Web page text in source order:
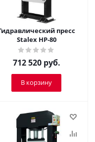
пресс
Stalex HP-80
712 520руб.
В корзину